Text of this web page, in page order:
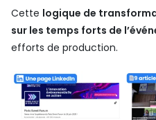
Cette logique de
sur les temps forts de
efforts de production.